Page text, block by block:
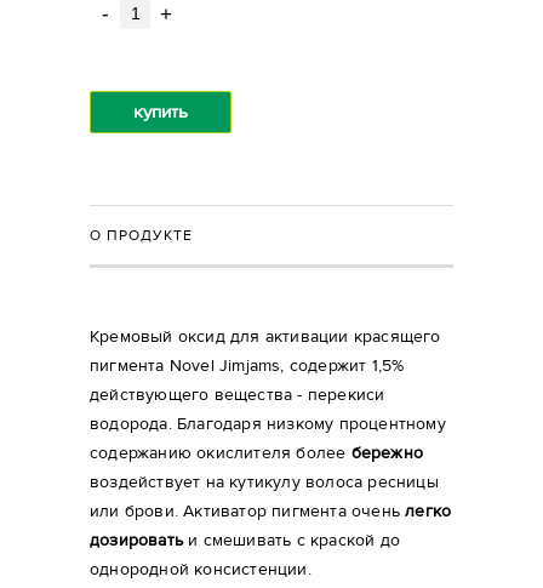
- +
купить
О ПРОДУКТЕ
Кремовый оксид для активации красящего
пигмента Novel Jimjams, содержит 1,5%
действующего вещества - перекиси
водорода. Благодаря низкому процентному
содержанию окислителя более бережно
воздействует на кутикулу волоса ресницы
или брови. Активатор пигмента оченьлегко
дозироватьи смешивать с краской до
однородной консистенции.